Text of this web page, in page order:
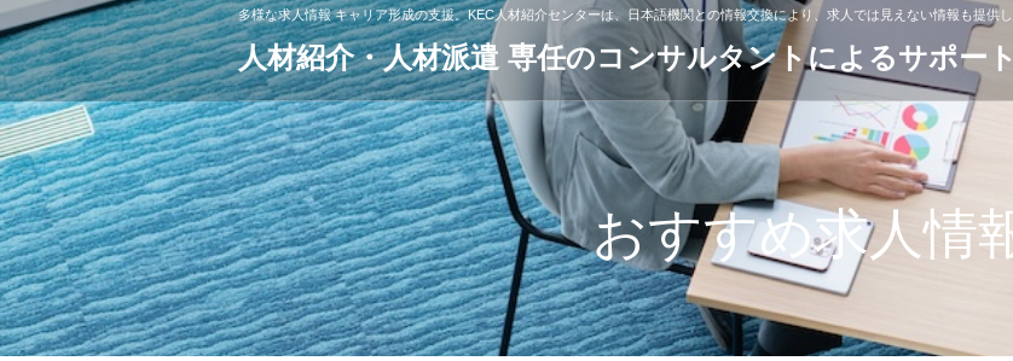
多様な求人情報 キャリア形成の支援。KEC人材紹介センターは、日本語機関との情報交換により、求人では見えない情報も提供し
人材紹介・人材派遣 専任のコンサルタントによるサポート
おすすめ求人情